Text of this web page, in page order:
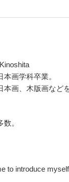
画学科卒業。
本画、木版画など
。
to introduce